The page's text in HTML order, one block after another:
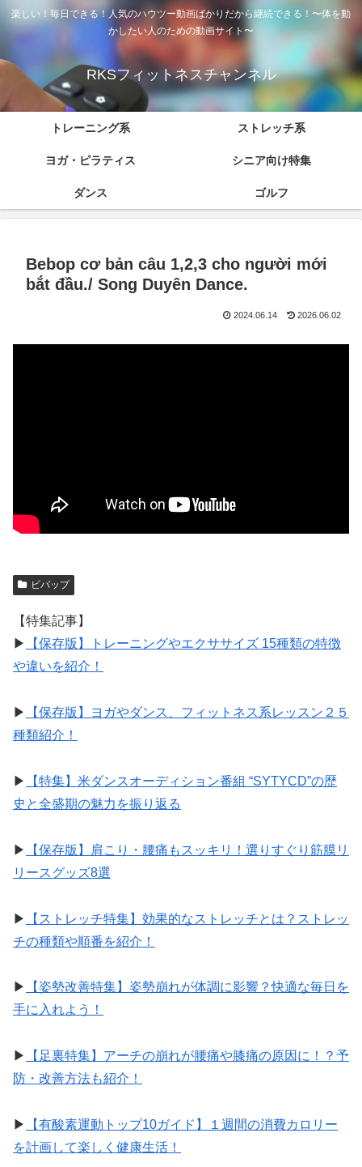
楽しい！毎日できる！人気のハウツー動画ばかりだから継続できる！〜体を動
かしたい人のための動画サイト〜
RKSフィットネスチャンネル
トレーニング系 ストレッチ系
ヨガ・ピラティス シニア向け特集
ダンス ゴルフ
Bebop cơ bản câu 1,2,3 cho người mới
bắt đầu./ Song Duyên Dance.
2024.06.14 2026.06.02
ビバップ
【特集記事】
▶︎
【保存版】トレーニングやエクササイズ 15種類の特徴
や違いを紹介！
▶︎
【保存版】ヨガやダンス、フィットネス系レッスン２５
種類紹介！
▶︎
【特集】米ダンスオーディション番組 “SYTYCD”の歴
史と全盛期の魅力を振り返る
▶︎
【保存版】肩こり・腰痛もスッキリ！選りすぐり筋膜リ
リースグッズ8選
▶︎
【ストレッチ特集】効果的なストレッチとは？ストレッ
チの種類や順番を紹介！
▶︎
【姿勢改善特集】姿勢崩れが体調に影響？快適な毎日を
手に入れよう！
▶︎
【足裏特集】アーチの崩れが腰痛や膝痛の原因に！？予
防・改善方法も紹介！
▶︎
【有酸素運動トップ10ガイド】１週間の消費カロリー
を計画して楽しく健康生活！